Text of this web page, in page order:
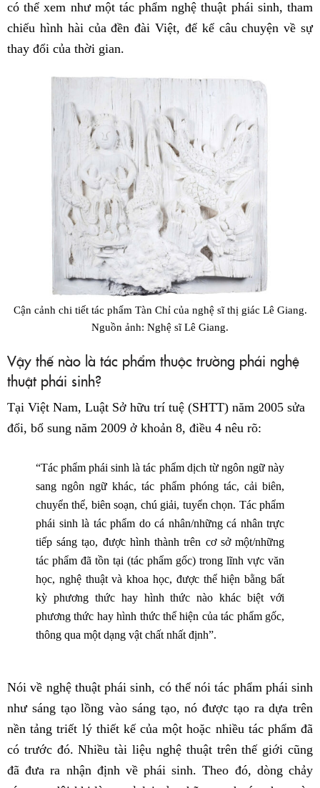
có thể xem như một tác phẩm nghệ thuật phái sinh, tham
chiếu hình hài của đền đài Việt, để kể câu chuyện về sự
thay đổi của thời gian.
Cận cảnh chi tiết tác phẩm Tàn Chỉ của nghệ sĩ thị giác Lê Giang.
Nguồn ảnh: Nghệ sĩ Lê Giang.
Vậy thế nào là tác phẩm thuộc trường phái nghệ
thuật phái sinh?
Tại Việt Nam, Luật Sở hữu trí tuệ (SHTT) năm 2005 sửa
đổi, bổ sung năm 2009 ở khoản 8, điều 4 nêu rõ:
“Tác phẩm phái sinh là tác phẩm dịch từ ngôn ngữ này
sang ngôn ngữ khác, tác phẩm phóng tác, cải biên,
chuyển thể, biên soạn, chú giải, tuyển chọn. Tác phẩm
phái sinh là tác phẩm do cá nhân/những cá nhân trực
tiếp sáng tạo, được hình thành trên cơ sở một/những
tác phẩm đã tồn tại (tác phẩm gốc) trong lĩnh vực văn
học, nghệ thuật và khoa học, được thể hiện bằng bất
kỳ phương thức hay hình thức nào khác biệt với
phương thức hay hình thức thể hiện của tác phẩm gốc,
thông qua một dạng vật chất nhất định”.
Nói về nghệ thuật phái sinh, có thể nói tác phẩm phái sinh
như sáng tạo lồng vào sáng tạo, nó được tạo ra dựa trên
nền tảng triết lý thiết kế của một hoặc nhiều tác phẩm đã
có trước đó. Nhiều tài liệu nghệ thuật trên thế giới cũng
đã đưa ra nhận định về phái sinh. Theo đó, dòng chảy